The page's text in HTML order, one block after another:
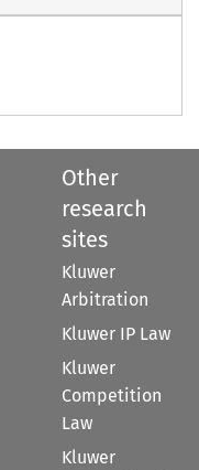
Other
research
sites
Kluwer
Arbitration
Kluwer IP Law
Kluwer
Competition
Law
Kluwer